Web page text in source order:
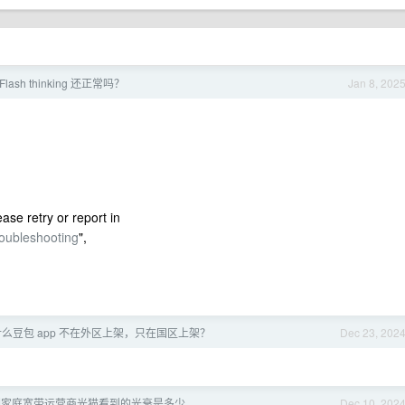
Jan 8, 2025
thinking 还正常吗？
retry or report in
",
Dec 23, 2024
豆包 app 不在外区上架，只在国区上架？